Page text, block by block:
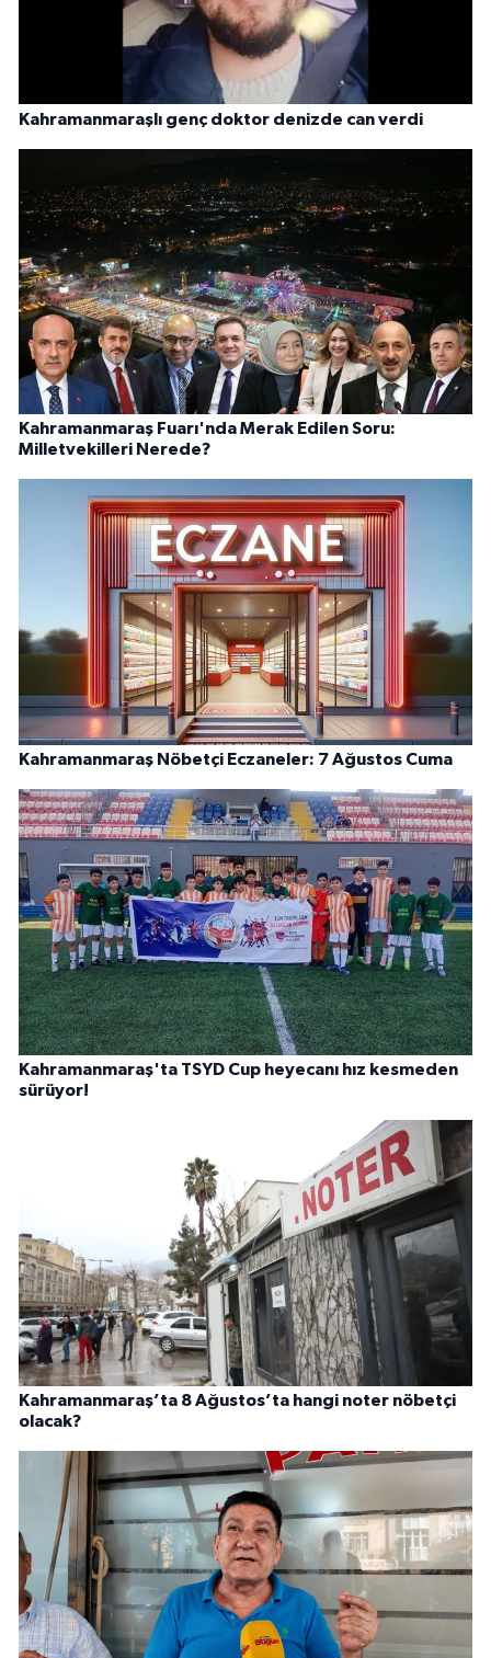
Kahramanmaraşlı genç doktor denizde can verdi
Kahramanmaraş Fuarı'nda Merak Edilen Soru:
Milletvekilleri Nerede?
Kahramanmaraş Nöbetçi Eczaneler: 7 Ağustos Cuma
Kahramanmaraş'ta TSYD Cup heyecanı hız kesmeden
sürüyor!
Kahramanmaraş’ta 8 Ağustos’ta hangi noter nöbetçi
olacak?